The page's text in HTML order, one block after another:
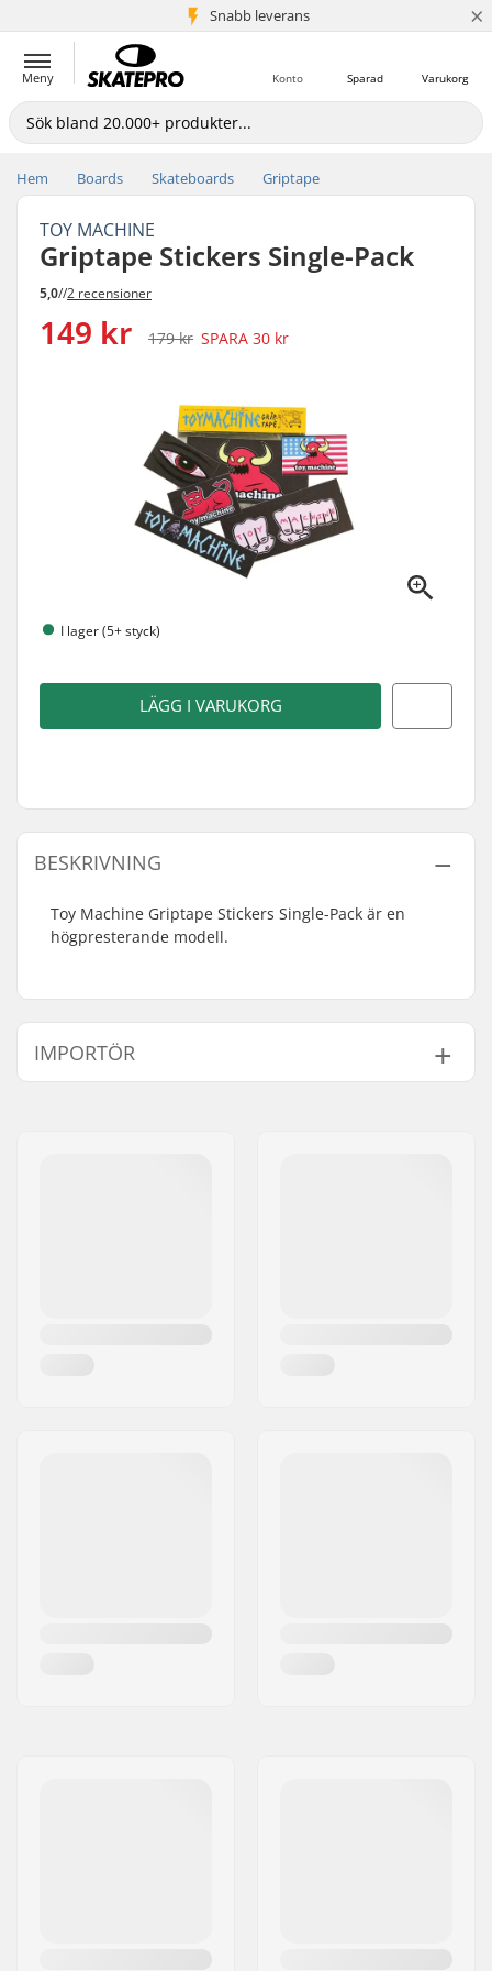
Snabb leverans
5+ milj. kunder ×
Meny Varukorg
Sparad
Konto
Hem Boards Skateboards Griptape
TOY MACHINE
Griptape Stickers Single-Pack
5,0//2 recensioner
149 kr 179 kr SPARA 30 kr
I lager (5+ styck)
LÄGG I VARUKORG
BESKRIVNING
Toy Machine Griptape Stickers Single-Pack är en
högpresterande modell.
IMPORTÖR